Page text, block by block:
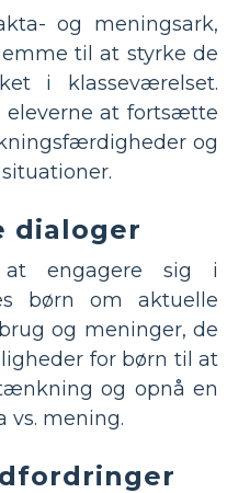
og meningsark,
til at styrke de
i klasseværelset.
at fortsætte
og
dialoger
engagere sig i
børn om aktuelle
og meninger, de
for børn til at
og opnå en
vs. mening.